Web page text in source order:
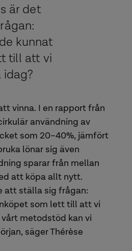
är det
kunnat
till att vi
vinna. I en rapport från
användning av
som 20–40%, jämfört
lönar sig även
sparar från mellan
att köpa allt nytt.
att ställa sig frågan:
som lett till att vi
metodstöd kan vi
säger Thérèse